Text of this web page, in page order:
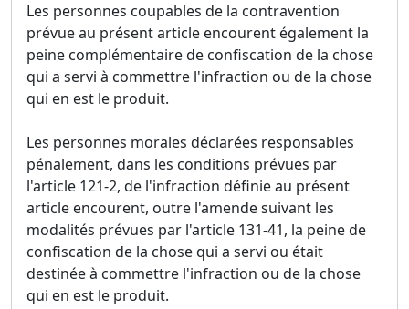
Les personnes coupables de la contravention
prévue au présent article encourent également la
peine complémentaire de confiscation de la chose
qui a servi à commettre l'infraction ou de la chose
qui en est le produit.
Les personnes morales déclarées responsables
pénalement, dans les conditions prévues par
l'article 121-2, de l'infraction définie au présent
article encourent, outre l'amende suivant les
modalités prévues par l'article 131-41, la peine de
confiscation de la chose qui a servi ou était
destinée à commettre l'infraction ou de la chose
qui en est le produit.